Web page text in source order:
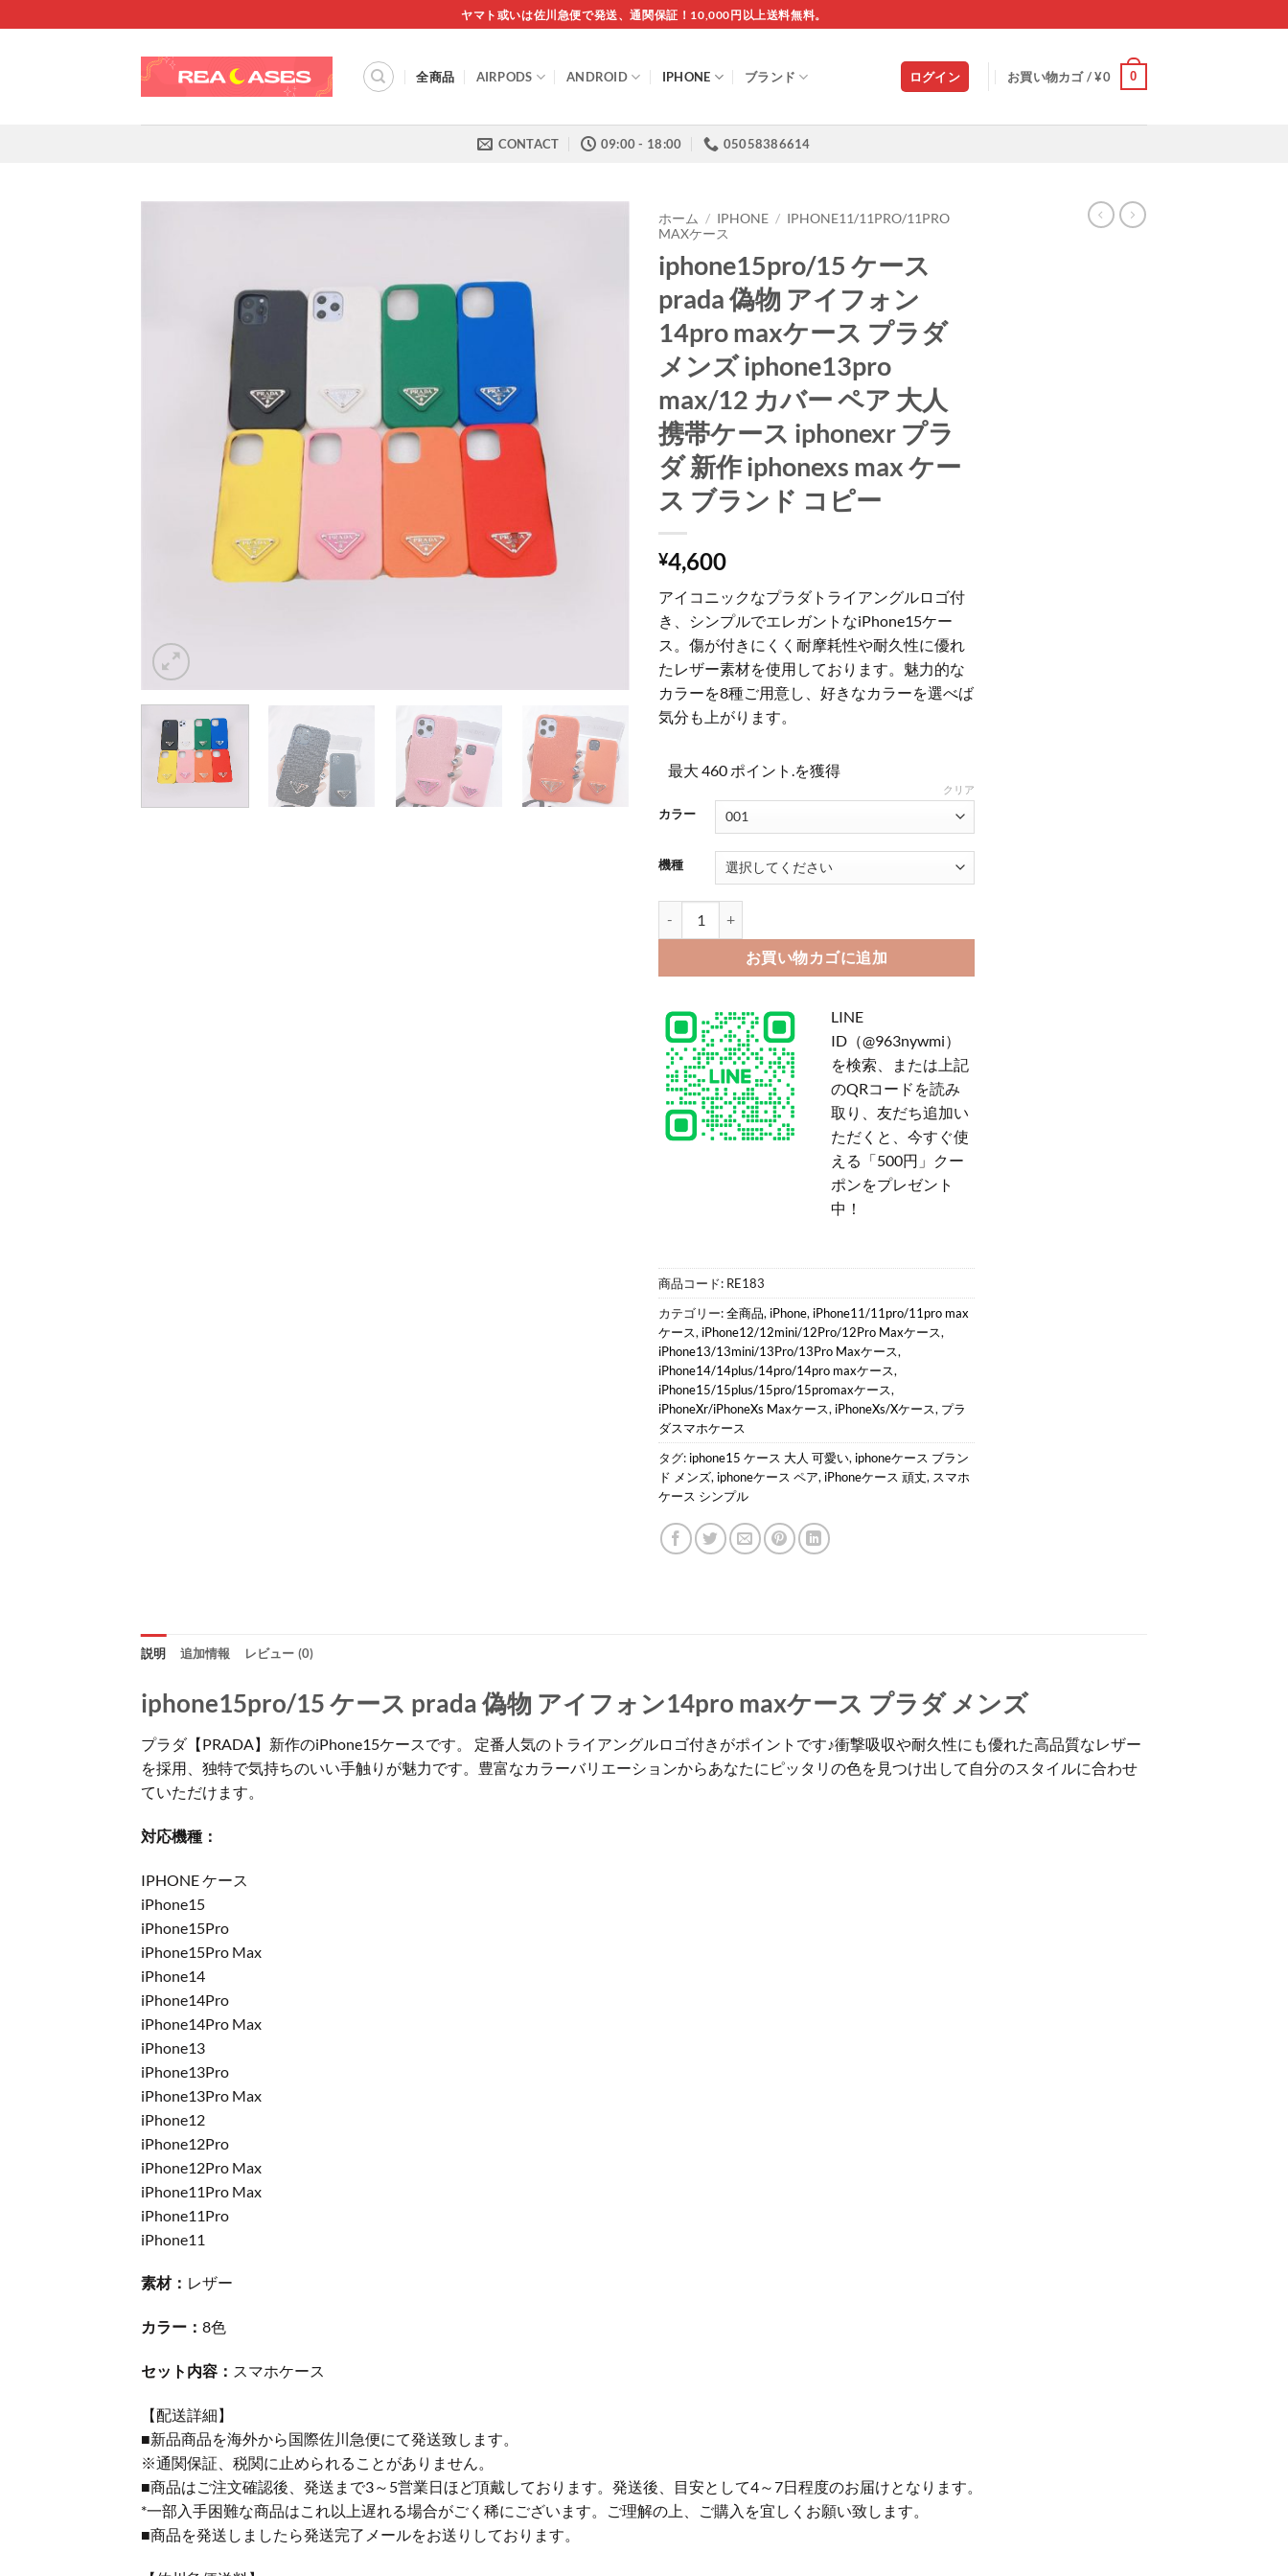
to
ヤマト或いは佐川急便で発送、通関保証！10,000円以上送料無料。
全商品 AIRPODS ANDROID IPHONE ブランド ログイン お買い物カゴ /¥0 0
CONTACT 09:00 - 18:00 05058386614
ホーム / IPHONE / IPHONE11/11PRO/11PRO
MAXケース
iphone15pro/15 ケース
prada 偽物 アイフォン
14pro maxケース プラダ
メンズ iphone13pro
max/12 カバー ペア 大人
携帯ケース iphonexr プラ
ダ 新作 iphonexs max ケー
ス ブランド コピー
¥4,600
アイコニックなプラダトライアングルロゴ付
き、シンプルでエレガントなiPhone15ケー
ス。傷が付きにくく耐摩耗性や耐久性に優れ
たレザー素材を使用しております。魅力的な
カラーを8種ご用意し、好きなカラーを選べば
気分も上がります。
最大 460 ポイント.を獲得
カラー
機種
クリア
お買い物カゴに追加
LINE
ID（@963nywmi）
を検索、または上記
のQRコードを読み
取り、友だち追加い
ただくと、今すぐ使
える「500円」クー
ポンをプレゼント
中！
商品コード: RE183
カテゴリー:全商品, iPhone, iPhone11/11pro/11pro max
ケース, iPhone12/12mini/12Pro/12Pro Maxケース,
iPhone13/13mini/13Pro/13Pro Maxケース,
iPhone14/14plus/14pro/14pro maxケース,
iPhone15/15plus/15pro/15promaxケース,
iPhoneXr/iPhoneXs Maxケース, iPhoneXs/Xケース, プラ
ダスマホケース
タグ: iphone15 ケース 大人 可愛い, iphoneケース ブラン
ド メンズ, iphoneケース ペア, iPhoneケース 頑丈, スマホ
ケース シンプル
説明 追加情報 レビュー (0)
iphone15pro/15 ケース prada 偽物 アイフォン14pro maxケース プラダ メンズ
プラダ【PRADA】新作のiPhone15ケースです。 定番人気のトライアングルロゴ付きがポイントです♪衝撃吸収や耐久性にも優れた高品質なレザー
を採用、独特で気持ちのいい手触りが魅力です。豊富なカラーバリエーションからあなたにピッタリの色を見つけ出して自分のスタイルに合わせ
ていただけます。
対応機種：
IPHONE ケース
iPhone15
iPhone15Pro
iPhone15Pro Max
iPhone14
iPhone14Pro
iPhone14Pro Max
iPhone13
iPhone13Pro
iPhone13Pro Max
iPhone12
iPhone12Pro
iPhone12Pro Max
iPhone11Pro Max
iPhone11Pro
iPhone11
素材： レザー
カラー： 8色
セット内容： スマホケース
【配送詳細】
■新品商品を海外から国際佐川急便にて発送致します。
※通関保証、税関に止められることがありません。
■商品はご注文確認後、発送まで3～5営業日ほど頂戴しております。発送後、目安として4～7日程度のお届けとなります。
*一部入手困難な商品はこれ以上遅れる場合がごく稀にございます。ご理解の上、ご購入を宜しくお願い致します。
■商品を発送しましたら発送完了メールをお送りしております。